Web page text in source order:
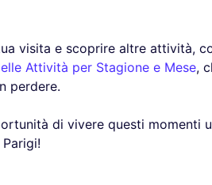
visita e scoprire altre attività,
Attività per Stagione e Mese,
perdere.
di vivere questi momenti